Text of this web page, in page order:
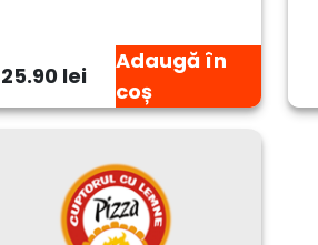
25.90 lei
Adaugă în
coș